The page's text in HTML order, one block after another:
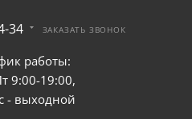
34 ЗАКАЗАТЬ ЗВОНОК
работы:
9:00-19:00,
- выходной